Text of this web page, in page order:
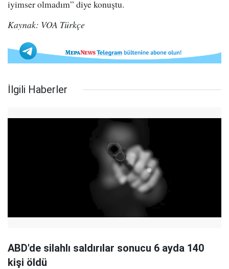
iyimser olmadım” diye konuştu.
Kaynak: VOA Türkçe
İlgili Haberler
ABD'de silahlı saldırılar sonucu 6 ayda 140
kişi öldü